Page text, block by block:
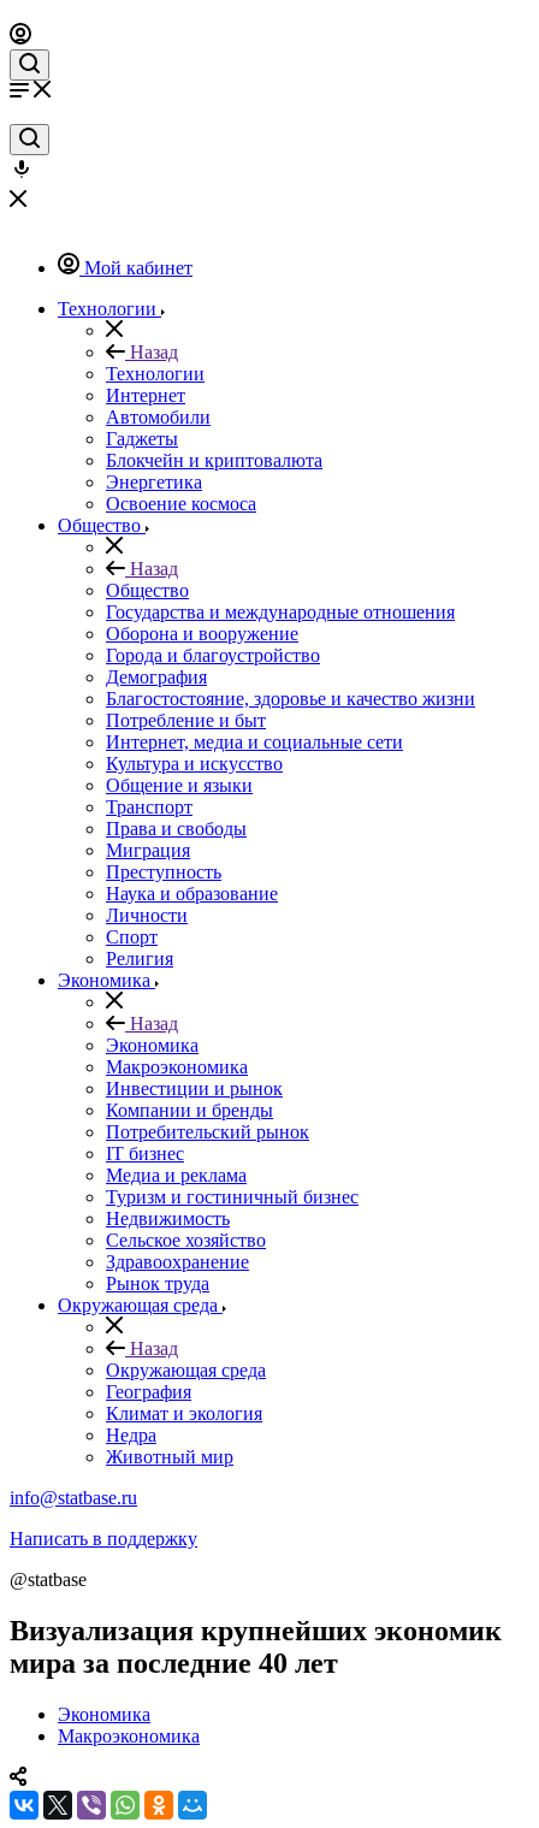
Мой кабинет
Технологии
Назад
Технологии
Интернет
Автомобили
Гаджеты
Блокчейн и криптовалюта
Энергетика
Освоение космоса
Общество
Назад
Общество
Государства и международные отношения
Оборона и вооружение
Города и благоустройство
Демография
Благостостояние, здоровье и качество жизни
Потребление и быт
Интернет, медиа и социальные сети
Культура и искусство
Общение и языки
Транспорт
Права и свободы
Миграция
Преступность
Наука и образование
Личности
Спорт
Религия
Экономика
Назад
Экономика
Макроэкономика
Инвестиции и рынок
Компании и бренды
Потребительский рынок
IT бизнес
Медиа и реклама
Туризм и гостиничный бизнес
Недвижимость
Сельское хозяйство
Здравоохранение
Рынок труда
Окружающая среда
Назад
Окружающая среда
География
Климат и экология
Недра
Животный мир
info@statbase.ru
Написать в поддержку
@statbase
Визуализация крупнейших экономик
мира за последние 40 лет
Экономика
Макроэкономика